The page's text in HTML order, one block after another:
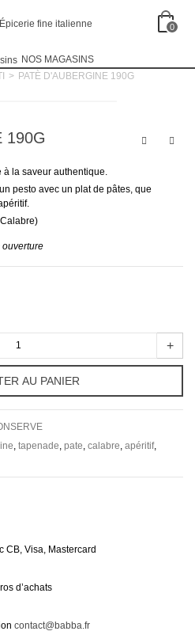
0
NOS MAGASINS
> PATÈ D'AUBERGINE 190G
190G
à la saveur authentique.
pesto avec un plat de pâtes, que
ouverture
+
AU PANIER
tapenade pate calabre apéritif,
CB, Visa, Mastercard
d’achats
contact@babba.fr